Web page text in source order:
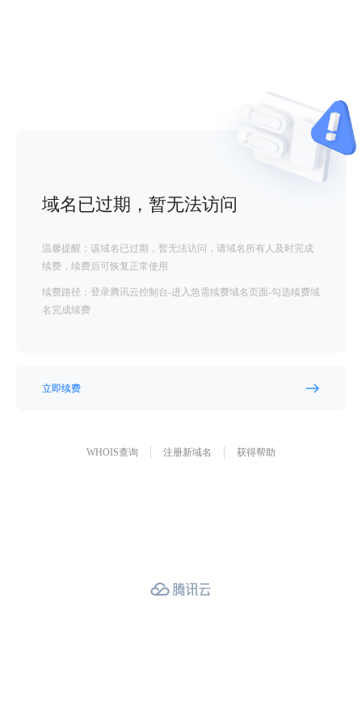
域名已过期，暂无法访问
温馨提醒：该域名已过期，暂无法访问，请域名所有人及时完成
续费，续费后可恢复正常使用
续费路径：登录腾讯云控制台-进入急需续费域名页面-勾选续费域
名完成续费
立即续费
WHOIS查询 注册新域名 获得帮助